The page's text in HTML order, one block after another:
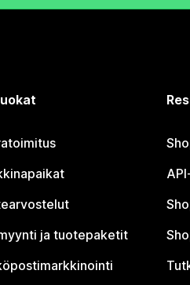
ja tuotepaketit